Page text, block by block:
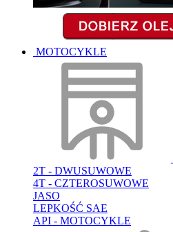
MOTOCYKLE
2T - DWUSUWOWE
4T - CZTEROSUWOWE
JASO
LEPKOŚĆ SAE
API - MOTOCYKLE